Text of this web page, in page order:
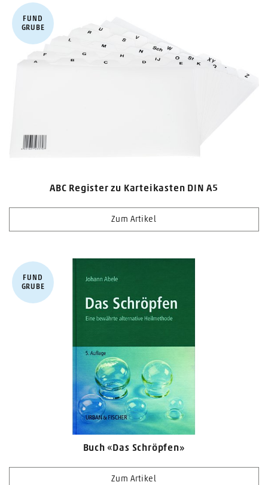
ABC Register zu Karteikasten DIN A5
Zum Artikel
FUND​
GRUBE
Buch «Das Schröpfen»
Zum Artikel
FUND​
GRUBE